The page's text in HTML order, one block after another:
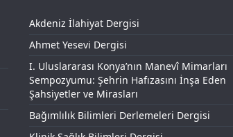
Akdeniz İlahiyat Dergisi
Ahmet Yesevi Dergisi
I. Uluslararası Konya’nın Manevî Mimarları
Sempozyumu: Şehrin Hafızasını İnşa Eden
Şahsiyetler ve Mirasları
Bağımlılık Bilimleri Derlemeleri Dergisi